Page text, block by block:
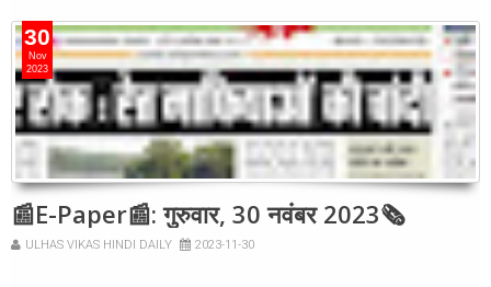
30
Nov
2023
📰E-Paper📰: गुरुवार, 30 नवंबर 2023🗞
ULHAS VIKAS HINDI DAILY 2023-11-30